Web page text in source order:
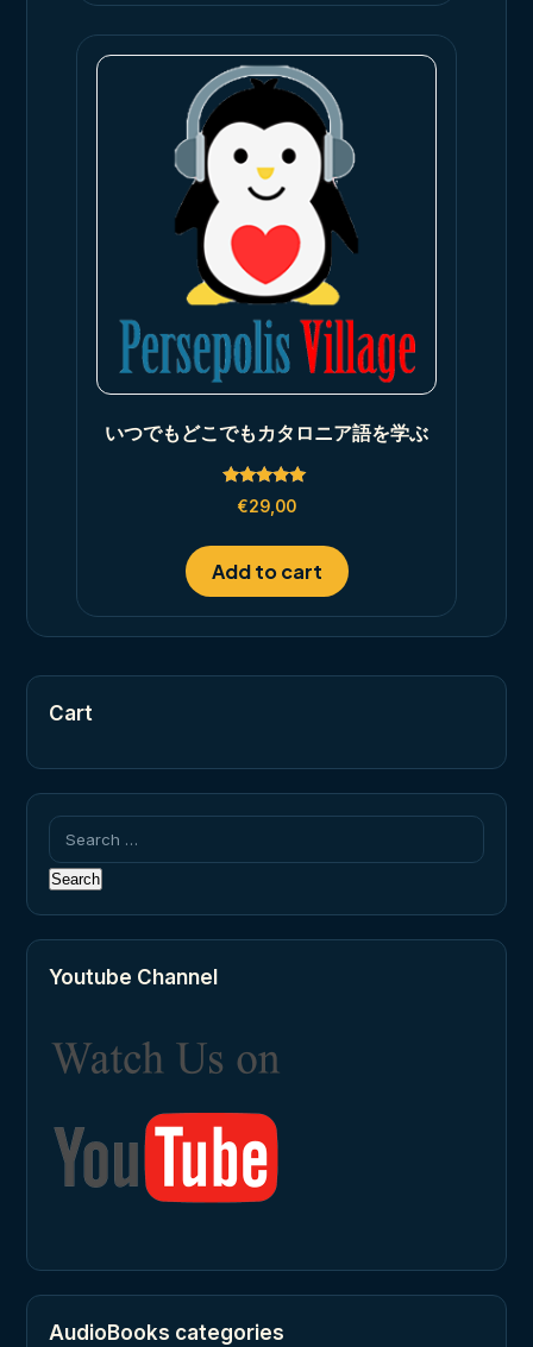
いつでもどこでもカタロニア語を学ぶ
Rated
5.00
€29,00
Add to cart
Cart
Search
for:
Youtube Channel
AudioBooks categories